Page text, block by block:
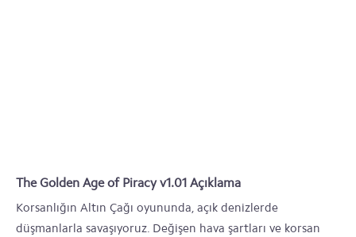
The Golden Age of Piracy v1.01 Açıklama
Korsanlığın Altın Çağı oyununda, açık denizlerde
düşmanlarla savaşıyoruz. Değişen hava şartları ve korsan